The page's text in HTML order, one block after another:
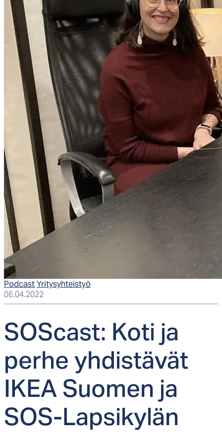
PodcastYritysyhteistyö
06.04.2022
SOS­cast: Ko­ti ja
per­he yh­dis­tä­vät
IKEA Suo­men ja
SOS-Lap­si­ky­län